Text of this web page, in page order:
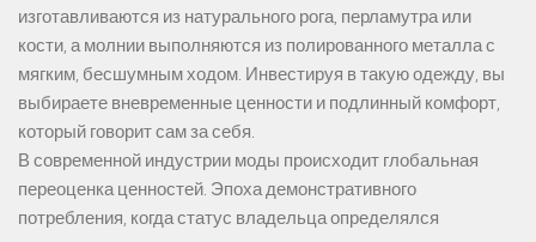
изготавливаются из натурального рога, перламутра или
кости, а молнии выполняются из полированного металла с
мягким, бесшумным ходом. Инвестируя в такую одежду, вы
выбираете вневременные ценности и подлинный комфорт,
который говорит сам за себя.
В современной индустрии моды происходит глобальная
переоценка ценностей. Эпоха демонстративного
потребления, когда статус владельца определялся